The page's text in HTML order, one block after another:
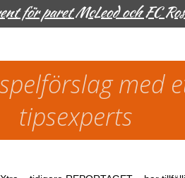
för paret McLeod och FC
med
tipsexperts